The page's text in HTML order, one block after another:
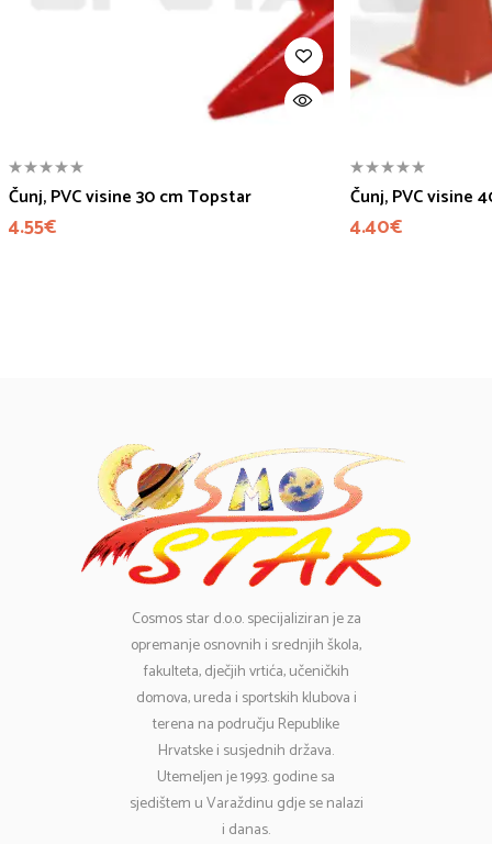
Čunj, PVC visine 30 cm Topstar
4.55€
Čunj, PVC visine
4.40€
Cosmosstar d.o.o. specijaliziran je za
opremanje osnovnih i srednjih škola,
fakulteta, dječjih vrtića, učeničkih
domova, ureda i sportskih klubova i
terena na području Republike
Hrvatske i susjednih država.
Utemeljen je 1993. godine sa
sjedištem u Varaždinu gdje se nalazi
i danas.